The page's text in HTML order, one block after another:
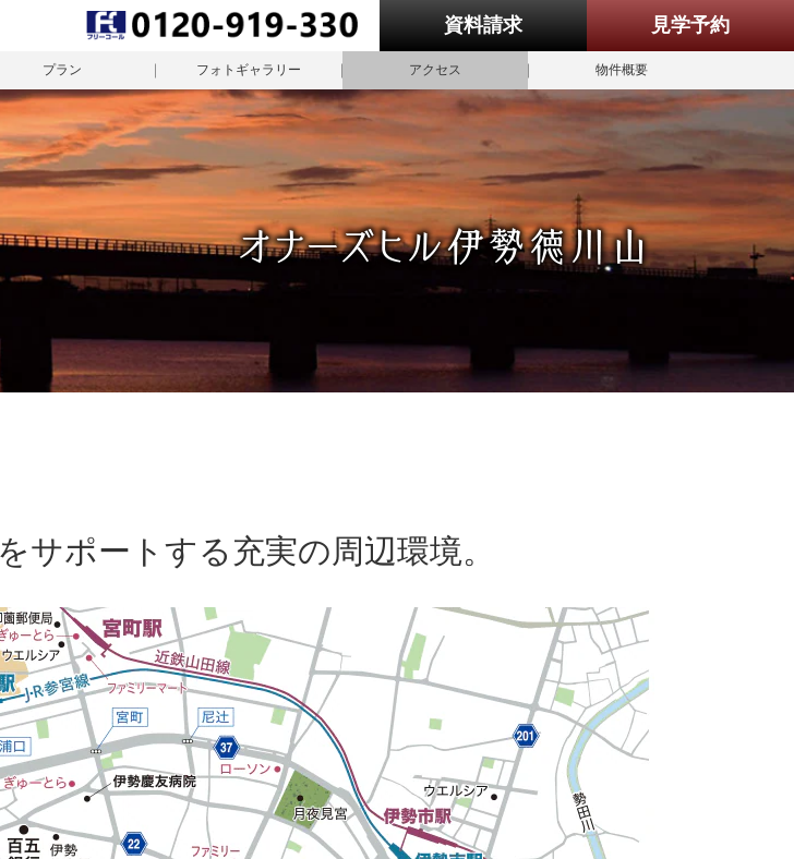
プラン フォトギャラリー アクセス 物件概要
見学予約
資料請求
サポートする 充実の周辺環境。